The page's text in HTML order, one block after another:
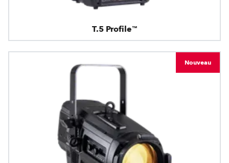
T.5 Profile™
Nouveau